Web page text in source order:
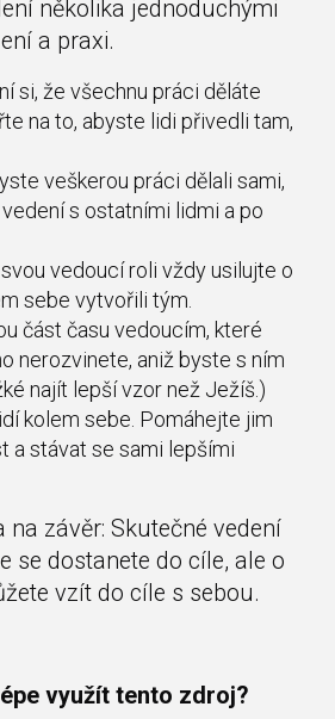
několika jednoduchými
a praxi.
si, že všechnu práci děláte
na to, abyste lidi přivedli tam,
veškerou práci dělali sami,
s ostatními lidmi a po
vedoucí roli vždy usilujte o
sebe vytvořili tým.
část času vedoucím, které
nerozvinete, aniž byste s ním
najít lepší vzor než Ježíš.)
kolem sebe. Pomáhejte jim
a stávat se sami lepšími
na závěr: Skutečné vedení
se dostanete do cíle, ale o
vzít do cíle s sebou.
využít tento zdroj?